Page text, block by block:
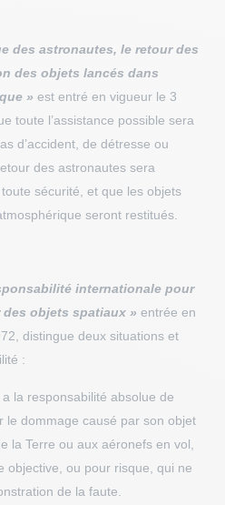
des astronautes, le retour des
des objets lancés dans
» est entré en vigueur le 3
toute l’assistance possible sera
d’accident, de détresse ou
des astronautes sera
sécurité, et que les objets
seront restitués.
internationale pour
objets spatiaux » entrée en
distingue deux situations et
:
la responsabilité absolue de
le dommage causé par son objet
la Terre ou aux aéronefs en vol,
objective, ou pour risque, qui ne
de la faute.